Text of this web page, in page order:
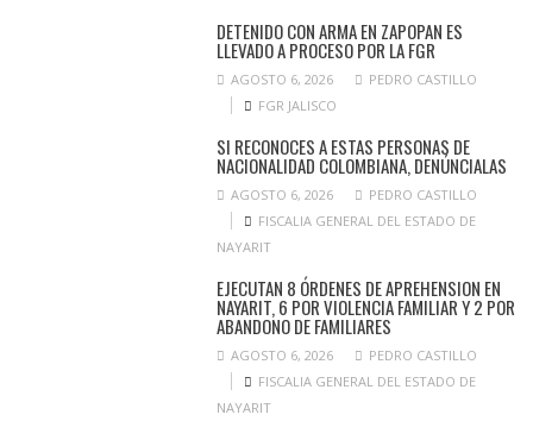
DETENIDO CON ARMA EN ZAPOPAN ES
LLEVADO A PROCESO POR LA FGR
AGOSTO 6, 2026
PEDRO CASTILLO
FGR JALISCO
SI RECONOCES A ESTAS PERSONAS DE
NACIONALIDAD COLOMBIANA, DENÚNCIALAS
AGOSTO 6, 2026
PEDRO CASTILLO
FISCALIA GENERAL DEL ESTADO DE
NAYARIT
EJECUTAN 8 ÓRDENES DE APREHENSION EN
NAYARIT, 6 POR VIOLENCIA FAMILIAR Y 2 POR
ABANDONO DE FAMILIARES
AGOSTO 6, 2026
PEDRO CASTILLO
FISCALIA GENERAL DEL ESTADO DE
NAYARIT